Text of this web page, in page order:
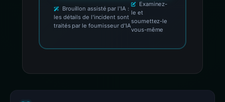
Brouillon assisté par l'IA :
les détails de l'incident sont
traités par le fournisseur d'IA
Examinez-
le et
soumettez-le
vous-même